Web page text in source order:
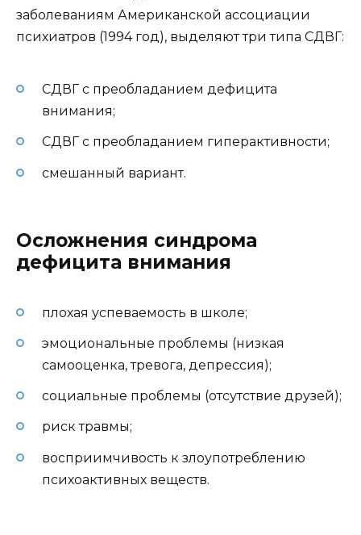
заболеваниям Американской ассоциации
психиатров (1994 год), выделяют три типа СДВГ:
СДВГ с преобладанием дефицита
внимания;
СДВГ с преобладанием гиперактивности;
смешанный вариант.
Осложнения синдрома
дефицита внимания
плохая успеваемость в школе;
эмоциональные проблемы (низкая
самооценка, тревога, депрессия);
социальные проблемы (отсутствие друзей);
риск травмы;
восприимчивость к злоупотреблению
психоактивных веществ.